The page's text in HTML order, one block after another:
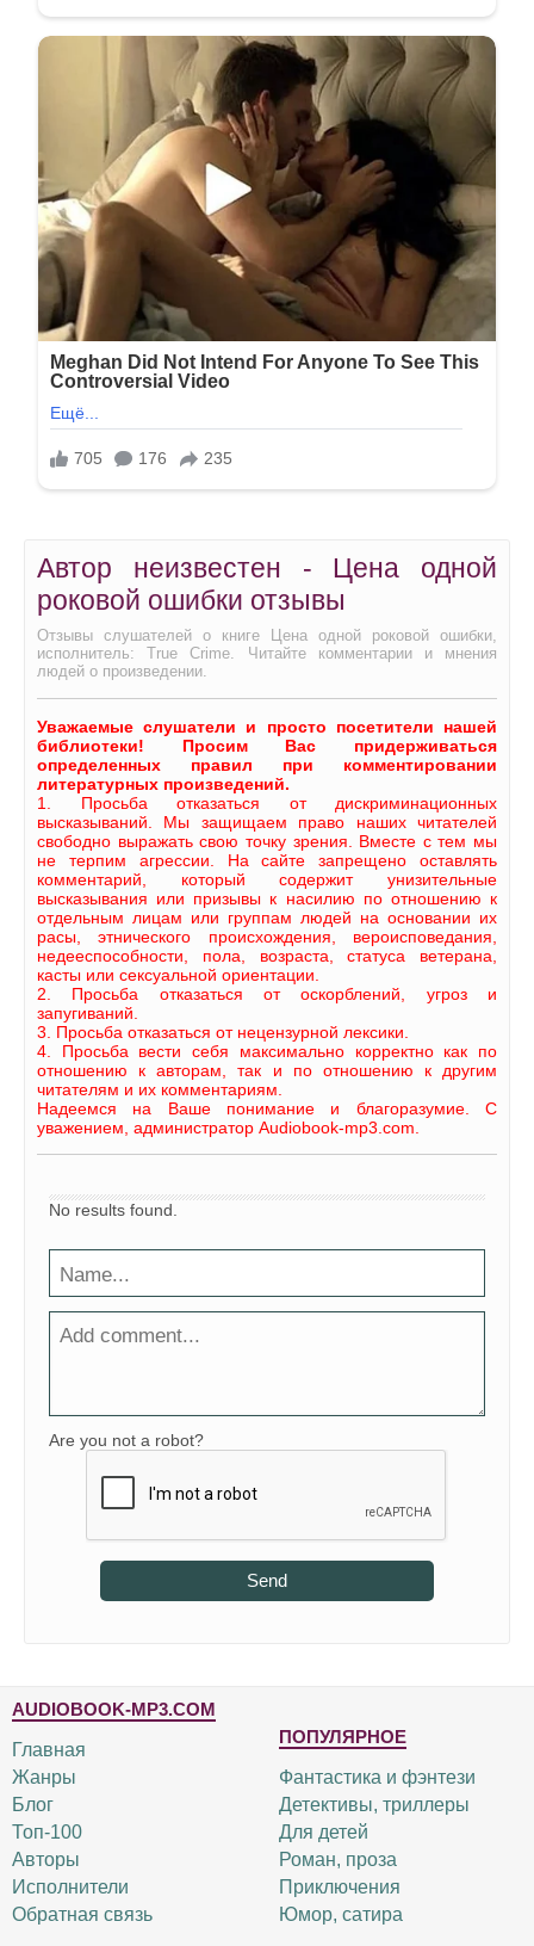
Автор неизвестен - Цена одной
роковой ошибки отзывы
Отзывы слушателей о книге Цена одной роковой ошибки,
исполнитель: True Crime. Читайте комментарии и мнения
людей о произведении.
Уважаемые слушатели и просто посетители нашей
библиотеки! Просим Вас придерживаться
определенных правил при комментировании
литературных произведений.
1. Просьба отказаться от дискриминационных
высказываний. Мы защищаем право наших читателей
свободно выражать свою точку зрения. Вместе с тем мы
не терпим агрессии. На сайте запрещено оставлять
комментарий, который содержит унизительные
высказывания или призывы к насилию по отношению к
отдельным лицам или группам людей на основании их
расы, этнического происхождения, вероисповедания,
недееспособности, пола, возраста, статуса ветерана,
касты или сексуальной ориентации.
2. Просьба отказаться от оскорблений, угроз и
запугиваний.
3. Просьба отказаться от нецензурной лексики.
4. Просьба вести себя максимально корректно как по
отношению к авторам, так и по отношению к другим
читателям и их комментариям.
Надеемся на Ваше понимание и благоразумие. С
уважением, администратор Audiobook-mp3.com.
No results found.
Are you not a robot?
Send
AUDIOBOOK-MP3.COM
Главная
Жанры
Блог
Топ-100
Авторы
Исполнители
Обратная связь
ПОПУЛЯРНОЕ
Фантастика и фэнтези
Детективы, триллеры
Для детей
Роман, проза
Приключения
Юмор, сатира